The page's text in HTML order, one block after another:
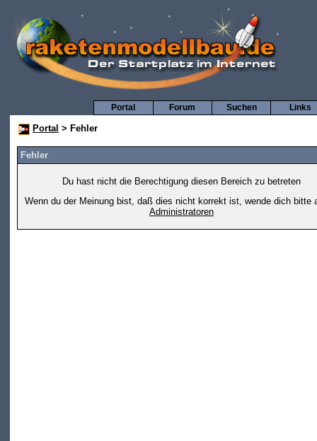
Links
Suchen
Forum
Portal
Portal > Fehler
Fehler
Du hast nicht die Berechtigung diesen Bereich zu betreten
Wenn du der Meinung bist, daß dies nicht korrekt ist, wende dich bitte
Administratoren